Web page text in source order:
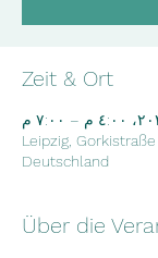
Zeit & Ort
Leipzig, Gorkistraße
Deutschland
Über die